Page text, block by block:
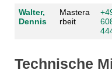
Walter,
Dennis
Mastera
rbeit
Technische